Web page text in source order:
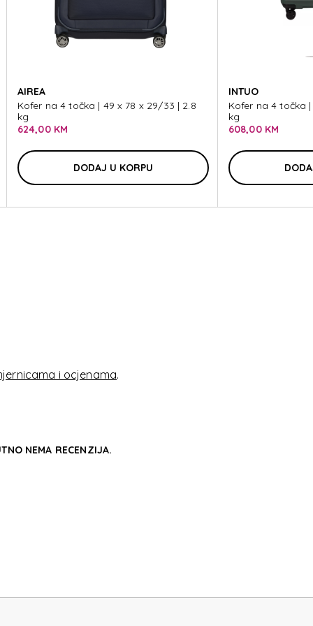
AIREA
Kofer na 4 točka | 49 x 78 x 29/33 | 2.8
kg
624,00 KM
DODAJ U KORPU
INTUO
Kofer na 4 točka
kg
608,00 KM
i ocjenama.
NEMA RECENZIJA.